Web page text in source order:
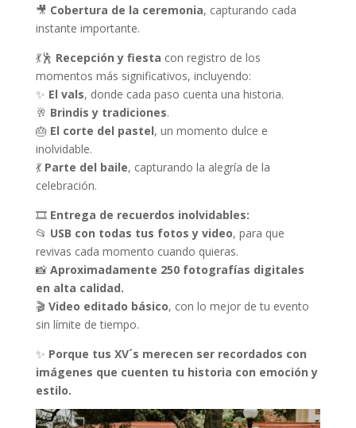
i
c
e
w
a
s
:
$
1
0
,
5
0
0
.
c
s
:
$
7
,
0
.
🎥 Cobertura de la ceremonia, capturando cada
instante importante.
💃🕺 Recepción y fiesta con registro de los
momentos más significativos, incluyendo:
✨ El vals, donde cada paso cuenta una historia.
🥂 Brindis y tradiciones.
🎂 El corte del pastel, un momento dulce e
inolvidable.
💃 Parte del baile, capturando la alegría de la
celebración.
🎞 Entrega de recuerdos inolvidables:
📂 USB con todas tus fotos y video, para que
revivas cada momento cuando quieras.
📸 Aproximadamente 250 fotografías digitales
en alta calidad.
🎬 Video editado básico, con lo mejor de tu evento
sin límite de tiempo.
✨ Porque tus XV´s merecen ser recordados con
imágenes que cuenten tu historia con emoción y
estilo.